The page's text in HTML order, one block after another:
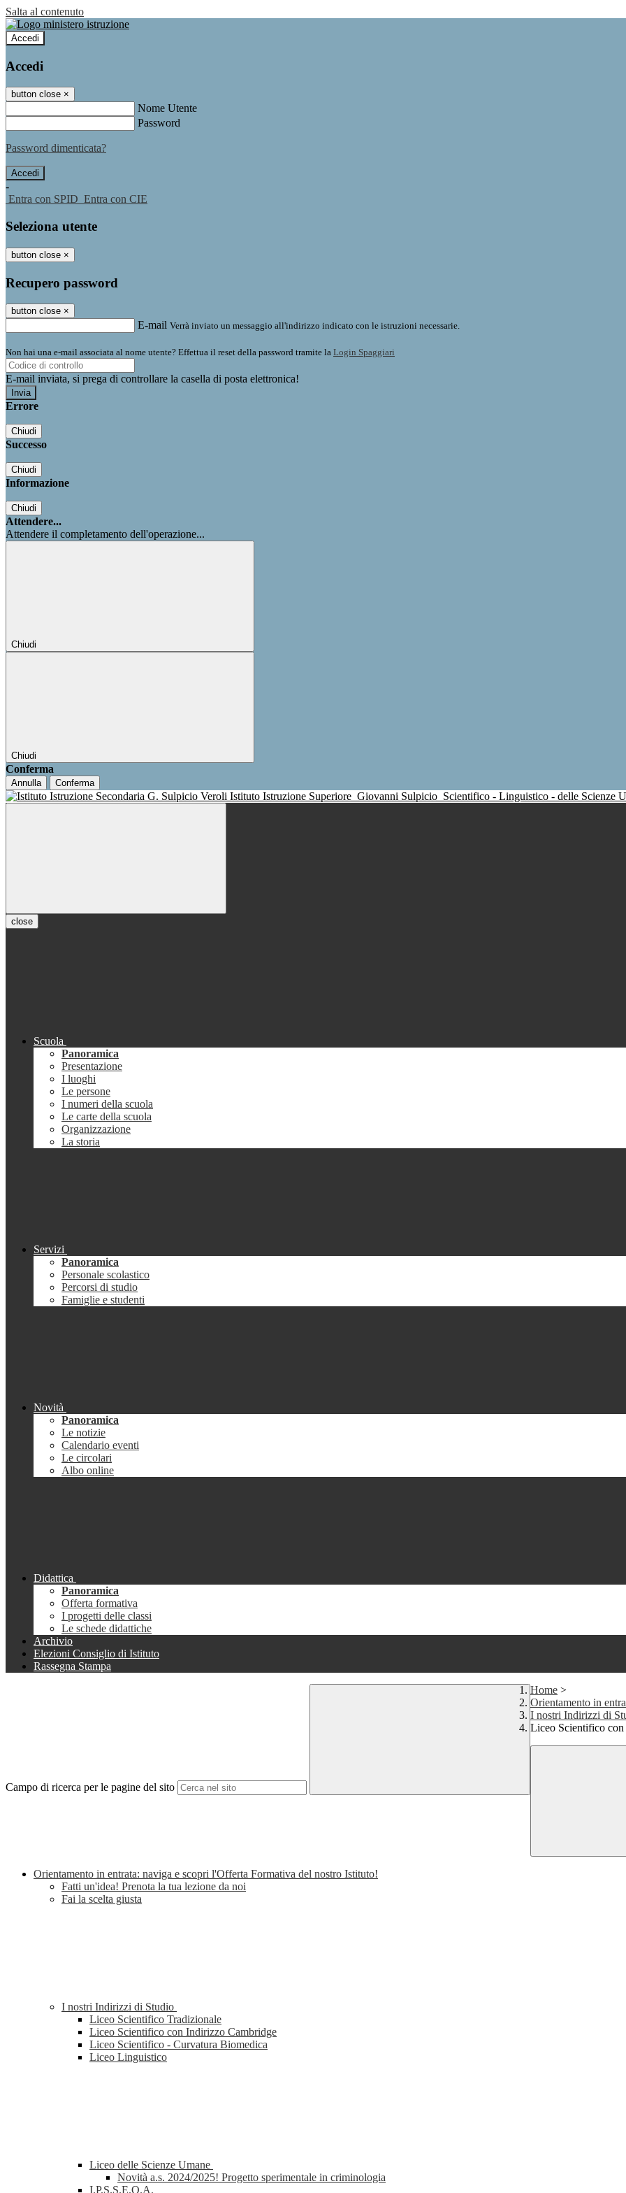
Salta al contenuto
Accedi
Accedi
button close ×
Nome Utente
Password
Password dimenticata?
-
Entra con SPID Entra con CIE
Seleziona utente
button close ×
Recupero password
button close ×
E-mail Verrà inviato un messaggio all'indirizzo indicato con le istruzioni necessarie.
Non hai una e-mail associata al nome utente? Effettua il reset della password tramite la Login Spaggiari
E-mail inviata, si prega di controllare la casella di posta elettronica!
Errore
Chiudi
Successo
Chiudi
Informazione
Chiudi
Attendere...
Attendere il completamento dell'operazione...
Chiudi
Chiudi
Conferma
Annulla Conferma
Istituto Istruzione Superiore Giovanni Sulpicio Scientifico - Linguistico - delle Scienze
close
Scuola
Panoramica
Presentazione
I luoghi
Le persone
I numeri della scuola
Le carte della scuola
Organizzazione
La storia
Servizi
Panoramica
Personale scolastico
Percorsi di studio
Famiglie e studenti
Novità
Panoramica
Le notizie
Calendario eventi
Le circolari
Albo online
Didattica
Panoramica
Offerta formativa
I progetti delle classi
Le schede didattiche
Archivio
Elezioni Consiglio di Istituto
Rassegna Stampa
Campo di ricerca per le pagine del sito
Home >
Orientamento in
I nostri Indirizzi di
Liceo Scientifico
Orientamento in entrata: naviga e scopri l'Offerta Formativa del nostro Istituto!
Fatti un'idea! Prenota la tua lezione da noi
Fai la scelta giusta
I nostri Indirizzi di Studio
Liceo Scientifico Tradizionale
Liceo Scientifico con Indirizzo Cambridge
Liceo Scientifico - Curvatura Biomedica
Liceo Linguistico
Liceo delle Scienze Umane
Novità a.s. 2024/2025! Progetto sperimentale in criminologia
I.P.S.S.E.O.A.